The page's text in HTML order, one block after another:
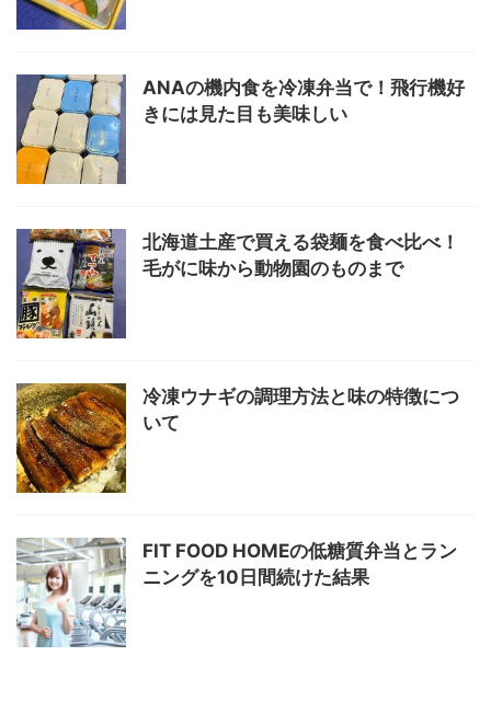
ANAの機内食を冷凍弁当で！飛行機好
きには見た目も美味しい
北海道土産で買える袋麺を食べ比べ！
毛がに味から動物園のものまで
冷凍ウナギの調理方法と味の特徴につ
いて
FIT FOOD HOMEの低糖質弁当とラン
ニングを10日間続けた結果